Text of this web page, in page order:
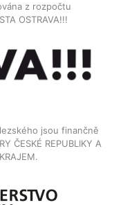
z rozpočtu
OSTRAVA!!!
jsou finančně
ČESKÉ REPUBLIKY A